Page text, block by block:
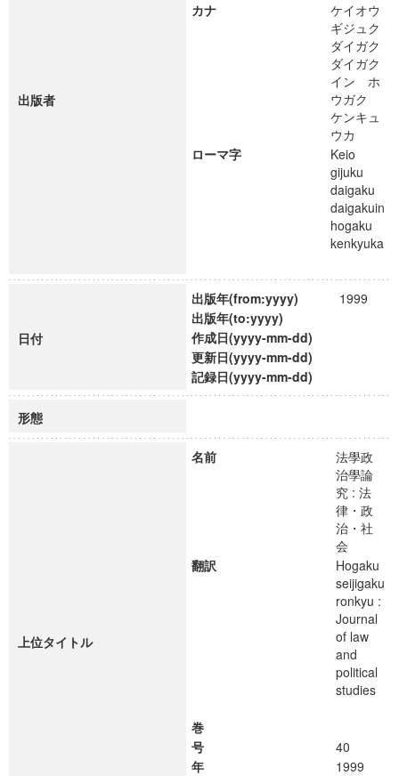
出版者
カナ
ケイオウ
ギジュク
ダイガク
ダイガク
イン ホ
ウガク
ケンキュ
ウカ
ローマ字
Keio
gijuku
daigaku
daigakuin
hogaku
kenkyuka
日付
出版年(from:yyyy)
1999
出版年(to:yyyy)
作成日(yyyy-mm-dd)
更新日(yyyy-mm-dd)
記録日(yyyy-mm-dd)
形態
上位タイトル
名前
法學政
治學論
究 : 法
律・政
治・社
会
翻訳
Hogaku
seijigaku
ronkyu :
Journal
of law
and
political
studies
巻
号
40
年
1999